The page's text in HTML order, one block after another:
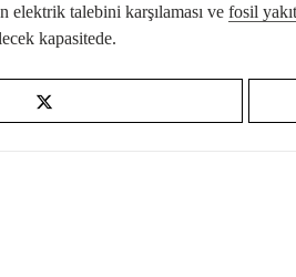
talebini karşılaması ve fosil yakıt
kapasitede.